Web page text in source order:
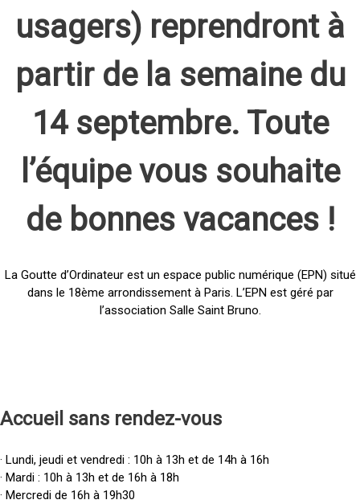
usagers) reprendront à
partir de la semaine du
14 septembre. Toute
l’équipe vous souhaite
de bonnes vacances !
La Goutte d’Ordinateur est un espace public numérique (EPN) situé
dans le 18ème arrondissement à Paris. L’EPN est géré par
l’association Salle Saint Bruno.
Accueil sans rendez-vous
· Lundi, jeudi et vendredi : 10h à 13h et de 14h à 16h
· Mardi : 10h à 13h et de 16h à 18h
· Mercredi de 16h à 19h30